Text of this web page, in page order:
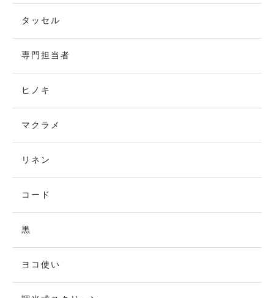
タッセル
専門担当者
ヒノキ
マクラメ
リネン
コード
黒
ヨコ使い